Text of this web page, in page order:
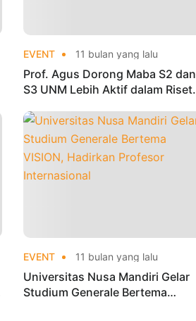
EVENT 11 bulan yang lalu
Prof. Agus Dorong Maba S2 dan
S3 UNM Lebih Aktif dalam Riset
EVENT 11 bulan yang lalu
Universitas Nusa Mandiri Gelar
Studium Generale Bertema